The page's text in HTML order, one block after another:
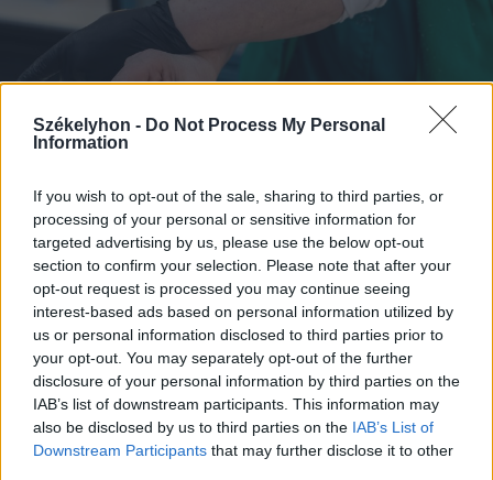
Székelyhon - Do Not Process My Personal
Information
If you wish to opt-out of the sale, sharing to third parties, or
processing of your personal or sensitive information for
targeted advertising by us, please use the below opt-out
section to confirm your selection. Please note that after your
opt-out request is processed you may continue seeing
interest-based ads based on personal information utilized by
us or personal information disclosed to third parties prior to
your opt-out. You may separately opt-out of the further
disclosure of your personal information by third parties on the
IAB’s list of downstream participants. This information may
also be disclosed by us to third parties on the IAB’s List of
Downstream Participants that may further disclose it to other
2026. augusztus 06., csütörtök
Székelykeresztúri üzleteknél és
cégeknél razziáztak a hatóságok